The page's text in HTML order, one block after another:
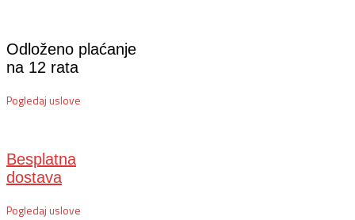
Odloženo plaćanje
na 12 rata
Pogledaj uslove
Besplatna
dostava
Pogledaj uslove